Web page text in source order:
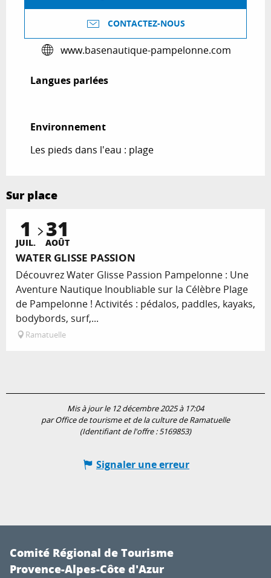
CONTACTEZ-NOUS
www.basenautique-pampelonne.com
Langues parlées
Langues parlées
Environnement
Environnement
Les pieds dans l'eau : plage
Sur place
1
JUIL. 31
AOÛT
WATER GLISSE PASSION
Découvrez Water Glisse Passion Pampelonne : Une
Aventure Nautique Inoubliable sur la Célèbre Plage
de Pampelonne ! Activités : pédalos, paddles, kayaks,
bodybords, surf,...
Ramatuelle
Mis à jour le 12 décembre 2025 à 17:04
par Office de tourisme et de la culture de Ramatuelle
(Identifiant de l'offre :5169853)
Signaler une erreur
Comité Régional de Tourisme
Provence-Alpes-Côte d'Azur